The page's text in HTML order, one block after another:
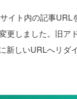
イト内の記事URL
更しました。旧ア
新しいURLへリダ